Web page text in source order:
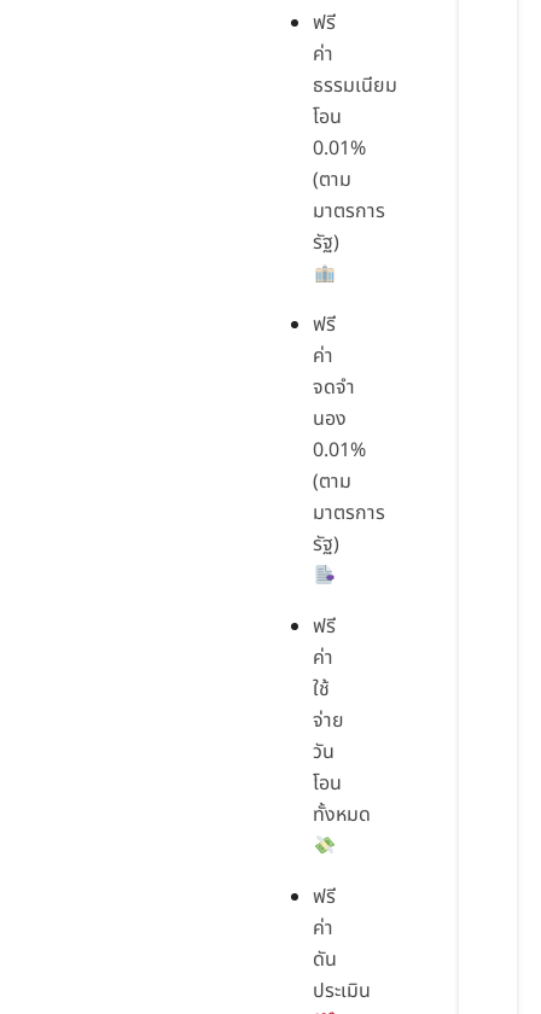
ฟรี
ค่า
ธรรมเนียม
โอน
0.01%
(ตาม
มาตรการ
รัฐ)
ฟรี
ค่า
จดจำ
นอง
0.01%
(ตาม
มาตรการ
รัฐ)
ฟรี
ค่า
ใช้
จ่าย
วัน
โอน
ทั้งหมด
ฟรี
ค่า
ดัน
ประเมิน